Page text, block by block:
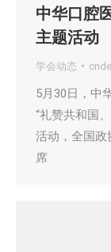
中华口腔
主题活动
学会动态
5月30日，中
“礼赞共和国
活动，全国政
席